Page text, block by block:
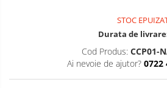
STOC
Durata de
Cod Produs: CCP01-
Ai nevoie de ajutor? 0722